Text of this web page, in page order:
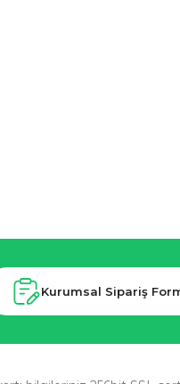
Kurumsal Sipariş